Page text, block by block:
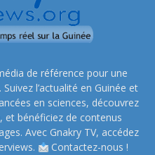
de référence pour une
l’actualité en Guinée et
en sciences, découvrez
et bénéficiez de contenus
Avec Gnakry TV, accédez
Contactez-nous !